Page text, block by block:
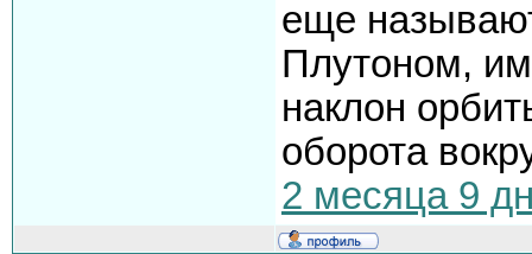
еще
Плутоном,
наклон
оборота
2 месяца 9